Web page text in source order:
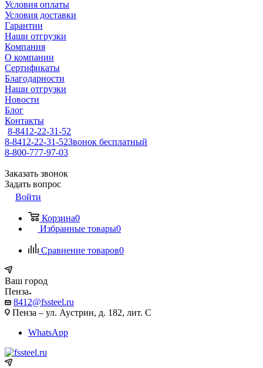
Условия оплаты
Условия доставки
Гарантии
Наши отгрузки
Компания
О компании
Сертификаты
Благодарности
Наши отгрузки
Новости
Блог
Контакты
8-8412-22-31-52
8-8412-22-31-52Звонок бесплатный
8-800-777-97-03
Заказать звонок
Задать вопрос
Войти
Корзина0
Избранные товары0
Сравнение товаров0
Ваш город
Пенза
8412@fssteel.ru
Пенза – ул. Аустрин, д. 182, лит. С
WhatsApp